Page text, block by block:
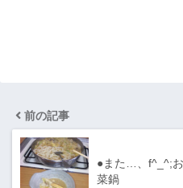
前の記事
●また…、f^_^;
菜鍋